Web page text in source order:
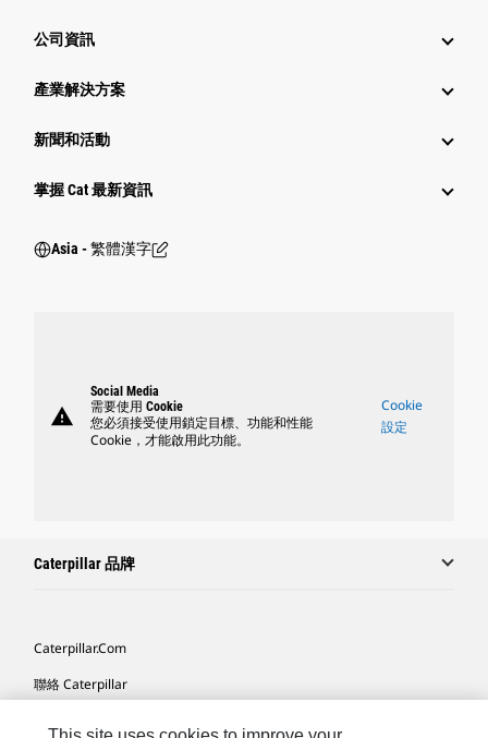
公司資訊
產業解決方案
新聞和活動
掌握 Cat 最新資訊
Asia - 繁體漢字
warning
Social Media
需要使用 Cookie
您必須接受使用鎖定目標、功能和性能
Cookie，才能啟用此功能。
Cookie
設定
Caterpillar 品牌
Caterpillar.com
聯絡 Caterpillar